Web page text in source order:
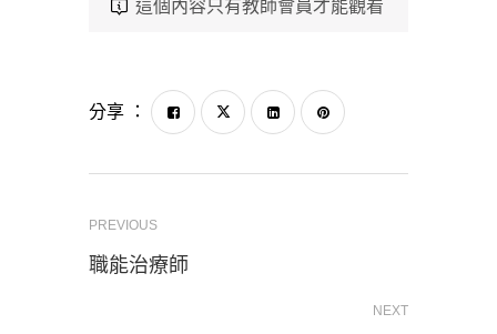
這個內容只有教師會員才能觀看
分享 ：
PREVIOUS
職能治療師
NEXT